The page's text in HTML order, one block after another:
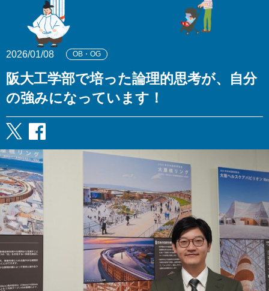
2026/01/08 OB・OG
阪大工学部で培った論理的思考が、自分
の強みになっています！